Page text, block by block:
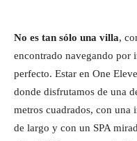
No es tan sólo una villa,
encontrado navegando por
perfecto. Estar en One
donde disfrutamos de una
metros cuadrados, con una
de largo y con un SPA